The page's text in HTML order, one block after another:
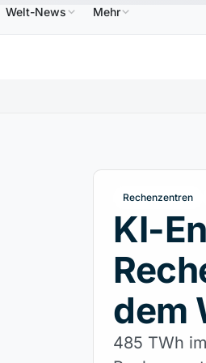
↑0.00% XRP XRP 1,09 $↑2.30%
Welt-News Mehr
Rechenzentren
KI-
dem
485 TWh